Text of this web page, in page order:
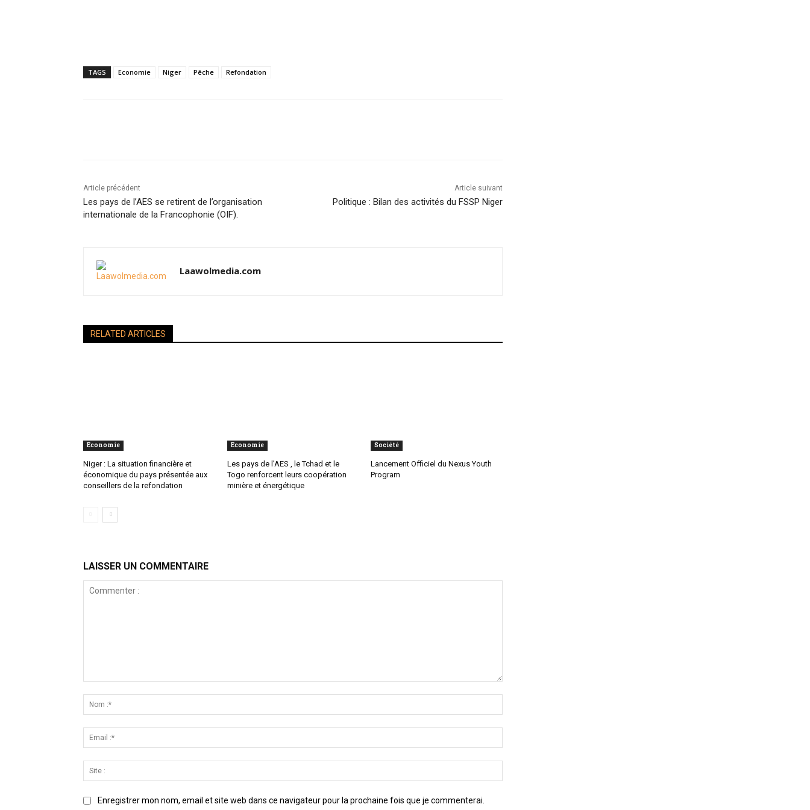
TAGS Economie Niger Pêche Refondation
Article précédent
Les pays de l’AES se retirent de l’organisation
internationale de la Francophonie (OIF).
Article suivant
Politique : Bilan des activités du FSSP Niger
Laawolmedia.com
RELATED ARTICLES
Economie
Niger : La situation financière et
économique du pays présentée aux
conseillers de la refondation
Economie
Les pays de l’AES , le Tchad et le
Togo renforcent leurs coopération
minière et énergétique
Société
Lancement Officiel du Nexus Youth
Program
LAISSER UN COMMENTAIRE
:*
:*
:
Enregistrer mon nom, email et site web dans ce navigateur pour la prochaine fois que je commenterai.